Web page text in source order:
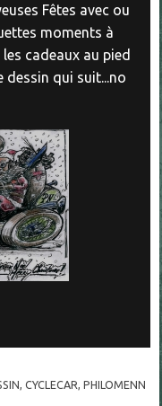
Fêtes avec ou
moments à
cadeaux au pied
dessin qui suit...no
,CYCLECAR ,PHILOMENN